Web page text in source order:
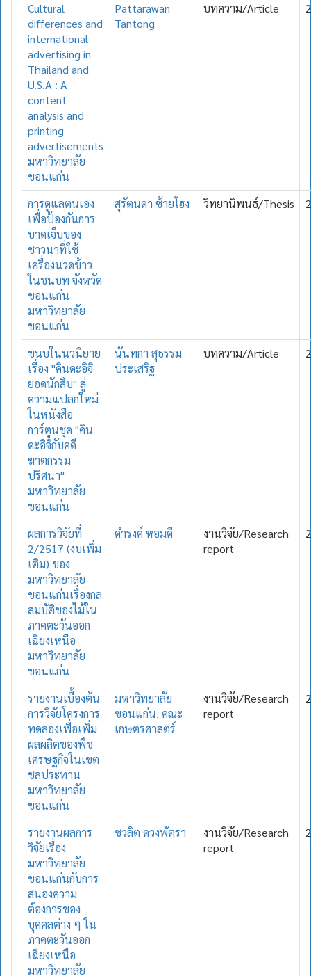
Cultural
differences and
international
advertising in
Thailand and
U.S.A : A
content
analysis and
printing
advertisements
มหาวิทยาลัย
ขอนแก่น
Pattarawan
Tantong
บทความ/Article
การดูแลตนเอง
เพื่อป้องกันการ
บาดเจ็บของ
ชาวนาที่ใช้
เครื่องนวดข้าว
ในชนบท จังหวัด
ขอนแก่น
มหาวิทยาลัย
ขอนแก่น
สุรัตนดา ซ้ายโฮง วิทยานิพนธ์/Thesis
ขนบในนวนิยาย
เรื่อง "คินดะอิจิ
ยอดนักสืบ" สู่
ความแปลกใหม่
ในหนังสือ
การ์ตูนชุด "คิน
ดะอิจิกับคดี
ฆาตกรรม
ปริศนา"
มหาวิทยาลัย
ขอนแก่น
นันทกา สุธรรม
ประเสริฐ
บทความ/Article
ผลการวิจัยที่
2/2517 (งบเพิ่ม
เติม) ของ
มหาวิทยาลัย
ขอนแก่นเรื่องกล
สมบัติของไม้ใน
ภาคตะวันออก
เฉียงเหนือ
มหาวิทยาลัย
ขอนแก่น
ดำรงค์ หอมดี
งานวิจัย/Research
report
รายงานเบื้องต้น
การวิจัยโครงการ
ทดลองเพื่อเพิ่ม
ผลผลิตของพืช
เศรษฐกิจในเขต
ชลประทาน
มหาวิทยาลัย
ขอนแก่น
มหาวิทยาลัย
ขอนแก่น. คณะ
เกษตรศาสตร์
งานวิจัย/Research
report
รายงานผลการ
วิจัยเรื่อง
มหาวิทยาลัย
ขอนแก่นกับการ
สนองความ
ต้องการของ
บุคคลต่าง ๆ ใน
ภาคตะวันออก
เฉียงเหนือ
มหาวิทยาลัย
ชวลิต ดวงพัตรา
งานวิจัย/Research
report